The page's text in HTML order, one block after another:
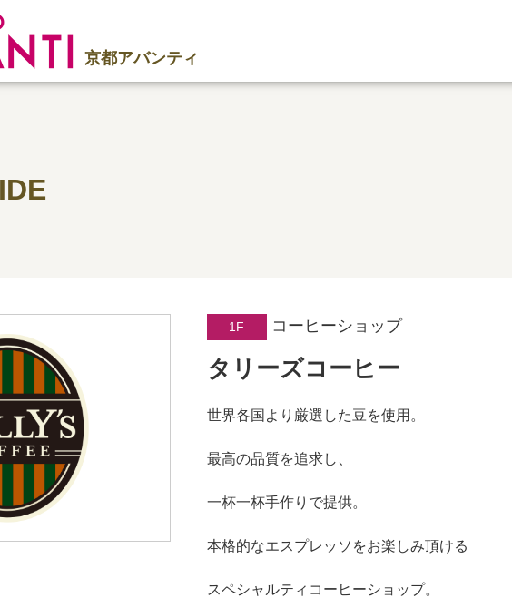
京都アバンティ
1F コーヒーショップ
タリーズコーヒー
世界各国より厳選した豆を使用。
最高の品質を追求し、
一杯一杯手作りで提供。
本格的なエスプレッソをお楽しみ頂ける
スペシャルティコーヒーショップ。